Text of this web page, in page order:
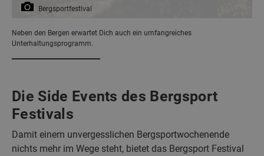
Bergsportfestival
Neben den Bergen erwartet Dich auch ein umfangreiches
Unterhaltungsprogramm.
Die Side Events des Bergsport
Festivals
Damit einem unvergesslichen Bergsportwochenende
nichts mehr im Wege steht, bietet das Bergsport Festival